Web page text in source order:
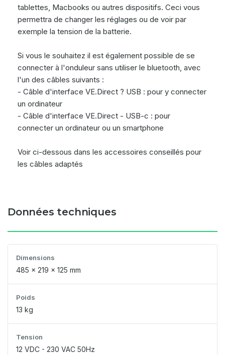
tablettes, Macbooks ou autres dispositifs. Ceci vous
permettra de changer les réglages ou de voir par
exemple la tension de la batterie.
Si vous le souhaitez il est également possible de se
connecter à l'onduleur sans utiliser le bluetooth, avec
l'un des câbles suivants :
- Câble d'interface VE.Direct ? USB : pour y connecter
un ordinateur
- Câble d'interface VE.Direct - USB-c : pour
connecter un ordinateur ou un smartphone
Voir ci-dessous dans les accessoires conseillés pour
les câbles adaptés
Données techniques
Dimensions
485 x 219 x 125 mm
Poids
13 kg
Tension
12 VDC - 230 VAC 50Hz